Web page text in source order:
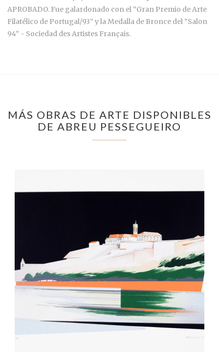
APROBADO. Fue galardonado con el “Gran Premio de Arte
Filatélico de Portugal/93” y la Medalla de Bronce del “Salon
94” - Sociedad des Artistes Français.
MÁS OBRAS DE ARTE DISPONIBLES
DE ABREU PESSEGUEIRO